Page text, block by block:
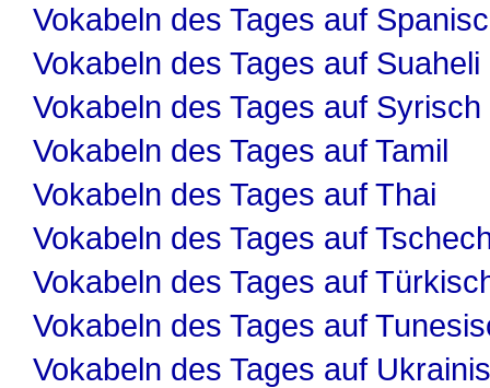
Vokabeln des Tages auf
Vokabeln des Tages auf Suaheli
Vokabeln des Tages auf Syrisch
Vokabeln des Tages auf Tamil
Vokabeln des Tages auf Thai
Vokabeln des Tages auf
Vokabeln des Tages auf
Vokabeln des Tages auf
Vokabeln des Tages auf